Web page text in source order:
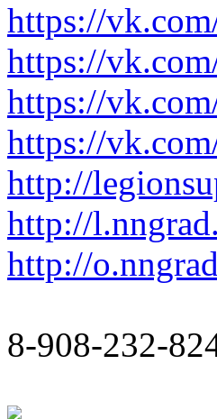
https://
https://
https://
https://
http://
http://
http://
8-908-232-